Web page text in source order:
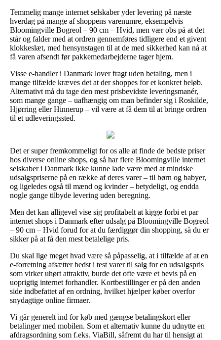
Temmelig mange internet selskaber yder levering på næste
hverdag på mange af shoppens varenumre, eksempelvis
Bloomingville Bogreol – 90 cm – Hvid, men vær obs på at det
står og falder med at ordren gennemføres tidligere end et givent
klokkeslæt, med hensynstagen til at de med sikkerhed kan nå at
få varen afsendt før pakkemedarbejderne tager hjem.
Visse e-handler i Danmark lover fragt uden betaling, men i
mange tilfælde kræves det at der shoppes for et konkret beløb.
Alternativt må du tage den mest prisbevidste leveringsmanér,
som mange gange – uafhængig om man befinder sig i Roskilde,
Hjørring eller Hinnerup – vil være at få dem til at bringe ordren
til et udleveringssted.
Det er super fremkommeligt for os alle at finde de bedste priser
hos diverse online shops, og så har flere Bloomingville internet
selskaber i Danmark ikke kunne lade være med at mindske
udsalgspriserne på en række af deres varer – til børn og babyer,
og ligeledes også til mænd og kvinder – betydeligt, og endda
nogle gange tilbyde levering uden beregning.
Men det kan alligevel vise sig profitabelt at kigge forbi et par
internet shops i Danmark efter udsalg på Bloomingville Bogreol
– 90 cm – Hvid forud for at du færdiggør din shopping, så du er
sikker på at få den mest betalelige pris.
Du skal lige meget hvad være så påpasselig, at i tilfælde af at en
e-forretning afsætter bedst i test varer til salg for en udsalgspris
som virker uhørt attraktiv, burde det ofte være et bevis på en
uoprigtig internet forhandler. Kortbestillinger er på den anden
side indbefattet af en ordning, hvilket hjælper køber overfor
snydagtige online firmaer.
Vi går generelt ind for køb med gængse betalingskort eller
betalinger med mobilen. Som et alternativ kunne du udnytte en
afdragsordning som f.eks. ViaBill, såfremt du har til hensigt at